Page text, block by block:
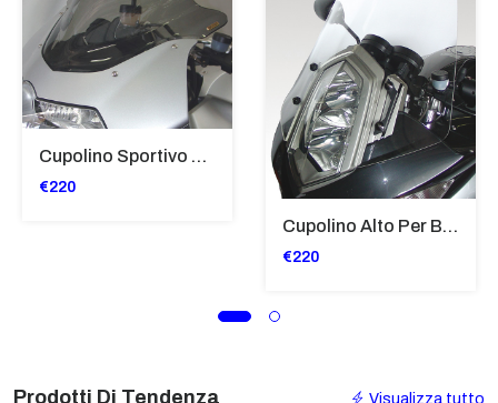
Cupolino Sportivo Per Bmw K 1200 R Sport 2005-07 TRASPARENTE - Sc967-T
€220
Cupolino Alto Per Bmw R 1200 St 2004 - 2007 TRASPARENTE - Sc950-T
€220
Prodotti Di Tendenza Visualizza tutto